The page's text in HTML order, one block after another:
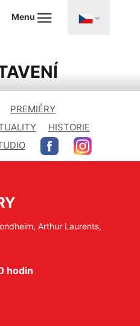
Menu
PREMIÉRY
HISTORIE
Arthur Laurents,
hodin